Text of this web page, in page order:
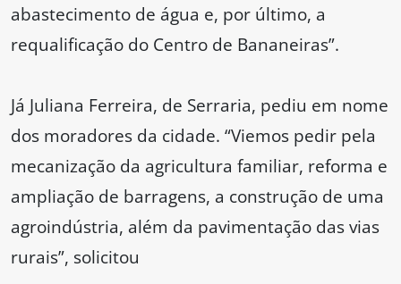
abastecimento de água e, por último, a
requalificação do Centro de Bananeiras”.
Já Juliana Ferreira, de Serraria, pediu em nome
dos moradores da cidade. “Viemos pedir pela
mecanização da agricultura familiar, reforma e
ampliação de barragens, a construção de uma
agroindústria, além da pavimentação das vias
rurais”, solicitou